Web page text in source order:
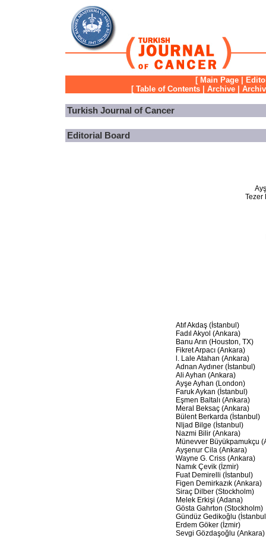
[ Main Page
[ Table of Contents Archive
Turkish Journal of Cancer
Editorial Board
Atıf Akdaş (İstanbul)
Fadıl Akyol (Ankara)
Banu Arın (Houston, TX)
Fikret Arpacı (Ankara)
l. Lale Atahan (Ankara)
Adnan Aydıner (İstanbul)
Ali Ayhan (Ankara)
Ayşe Ayhan (London)
Faruk Aykan (İstanbul)
Eşmen Baltalı (Ankara)
Meral Beksaç (Ankara)
Bülent Berkarda (İstanbul)
Nljad Bilge (İstanbul)
Nazmi Bilir (Ankara)
Münevver Büyükpamukçu
Ayşenur Cila (Ankara)
Wayne G. Criss (Ankara)
Namık Çevik (İzmir)
Fuat Demirelli (İstanbul)
Figen Demirkazık (Ankara)
Siraç Dilber (Stockholm)
Melek Erkişi (Adana)
Gösta Gahrton (Stockholm)
Gündüz Gedikoğlu
Erdem Göker (İzmir)
Sevgi Gözdaşoğlu (Ankara)